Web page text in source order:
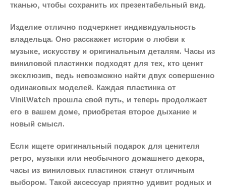
тканью, чтобы сохранить их презентабельный вид.
Изделие отлично подчеркнет индивидуальность
владельца. Оно расскажет истории о любви к
музыке, искусству и оригинальным деталям. Часы из
виниловой пластинки подходят для тех, кто ценит
эксклюзив, ведь невозможно найти двух совершенно
одинаковых моделей. Каждая пластинка от
VinilWatch прошла свой путь, и теперь продолжает
его в вашем доме, приобретая второе дыхание и
новый смысл.
Если ищете оригинальный подарок для ценителя
ретро, музыки или необычного домашнего декора,
часы из виниловых пластинок станут отличным
выбором. Такой аксессуар приятно удивит родных и